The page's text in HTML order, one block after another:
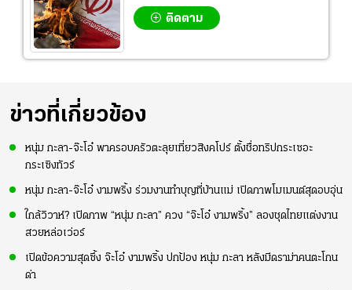
ติดตาม
ข่าวที่เกี่ยวข้อง
หนุ่ม กะลา-จ๊ะโอ๋ พาครอบครัวตะลุยเที่ยวสิงคโปร์ ตั้งชื่อทริปกระเซอะ
กระเซิงทัวร์
หนุ่ม กะลา-จ๊ะโอ๋ งามพริ้ง ร่วมงานทำบุญที่บ้านแม่ เปิดภาพโมเมนต์สุดอบอุ่น
ใกล้วิวาห์? เปิดภาพ “หนุ่ม กะลา” ควง “จ๊ะโอ๋ งามพริ้ง” ลองชุดไทยแต่งงาน
สวยหล่อเว่อร์
เปิดข้อความสุดซึ้ง จ๊ะโอ๋ งามพริ้ง ปกป้อง หนุ่ม กะลา หลังมีดราม่าคนตะโกน
ด่า